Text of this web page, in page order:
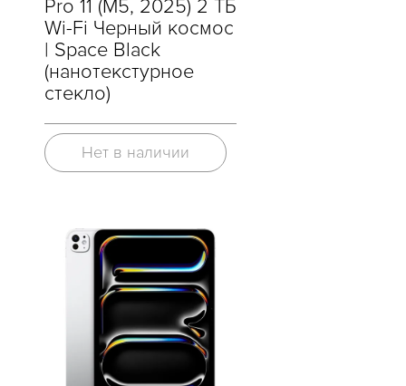
Pro 11 (M5, 2025) 2 ТБ
Wi-Fi Черный космос
| Space Black
(нанотекстурное
стекло)
Нет в наличии